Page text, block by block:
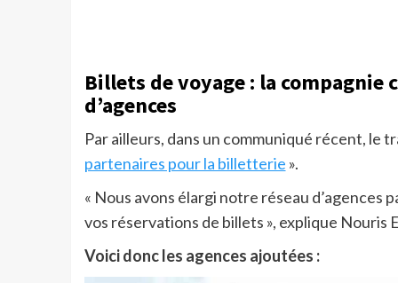
Billets de voyage : la compagnie
d’agences
Par ailleurs, dans un communiqué récent, le
partenaires pour la billetterie ».
« Nous avons élargi notre réseau
vos réservations de billets », explique Nouris
Voici donc les agences ajoutées :